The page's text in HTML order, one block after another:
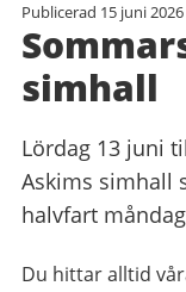
Publicerad 15 juni 2026
simhall
Lördag 13 juni
Askims simhall
halvfart
Du hittar alltid